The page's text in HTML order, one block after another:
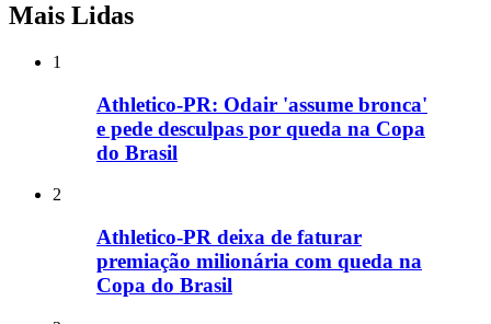
Mais Lidas
1
Athletico-PR: Odair 'assume bronca'
e pede desculpas por queda na Copa
do Brasil
2
Athletico-PR deixa de faturar
premiação milionária com queda na
Copa do Brasil